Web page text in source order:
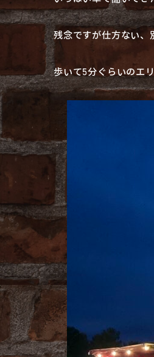
残念ですが仕方ない、
歩いて5分ぐらいのエ